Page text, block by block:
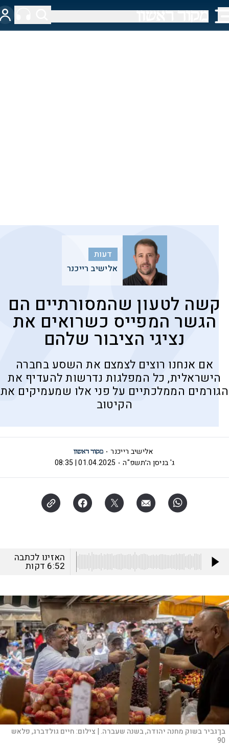
דעות
אלישיב רייכנר
קשה לטעון שהמסורתיים הם
הגשר המפייס כשרואים את
נציגי הציבור שלהם
אם אנחנו רוצים לצמצם את השסע בחברה
הישראלית, כל המפלגות נדרשות להעדיף את
הגורמים הממלכתיים על פני אלו שמעמיקים את
הקיטוב
אלישיב רייכנר
ג' בניסן ה׳תשפ"ה
01.04.2025 | 08:35
האזינו לכתבה
6:52 דקות
בן־גביר בשוק מחנה יהודה, בשנה שעברה. | צילום:חיים גולדברג, פלאש
90